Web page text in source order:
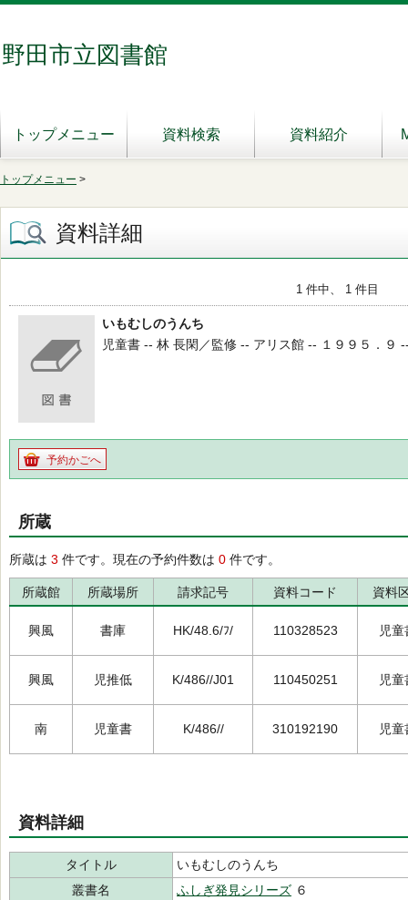
野田市立図書館
トップメニュー 資料検索 資料紹介
トップメニュー >
資料詳細
1 件中、 1 件目
いもむしのうんち
児童書 -- 林 長閑／監修 -- アリス館 -- １９９５．９
予約かごへ
所蔵
所蔵は 3 件です。現在の予約件数は 0 件です。
所蔵館 所蔵場所 請求記号 資料コード 資料
興風 書庫 HK/48.6/ﾌ/ 110328523 児童
興風 児推低 K/486//J01 110450251 児童
南 児童書 K/486// 310192190 児童
資料詳細
タイトル
いもむしのうんち
叢書名
ふしぎ発見シリーズ ６